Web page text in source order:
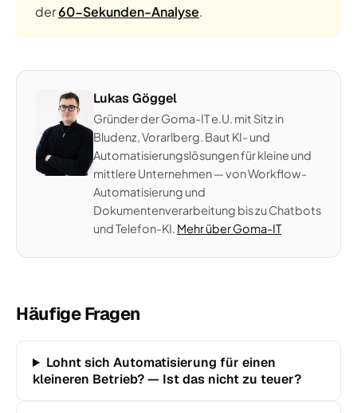
der60-Sekunden-Analyse.
Lukas Göggel
Gründer der Goma-IT e.U. mit Sitz in
Bludenz, Vorarlberg. Baut KI- und
Automatisierungslösungen für kleine und
mittlere Unternehmen — von Workflow-
Automatisierung und
Dokumentenverarbeitung bis zu Chatbots
und Telefon-KI. Mehr über Goma-IT
Häufige Fragen
Lohnt sich Automatisierung für einen
kleineren Betrieb? — Ist das nicht zu teuer?